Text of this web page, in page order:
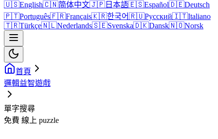
🇺🇸English🇨🇳简体中文🇯🇵 日本語🇪🇸Español🇩🇪Deutsch
🇵🇹Português🇫🇷Français🇰🇷한국어🇷🇺Русский🇮🇹Italiano
🇹🇷Türkçe🇳🇱Nederlands🇸🇪Svenska🇩🇰Dansk🇳🇴Norsk
首頁
邏輯益智遊戲
單字搜尋
免費 線上 puzzle